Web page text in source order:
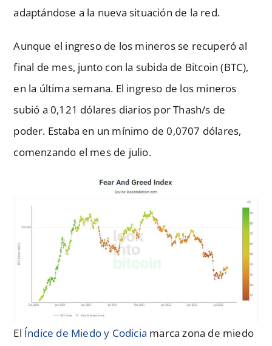
adaptándose a la nueva situación de la red.
Aunque el ingreso de los mineros se recuperó al
final de mes, junto con la subida de Bitcoin (BTC),
en la última semana. El ingreso de los mineros
subió a 0,121 dólares diarios por Thash/s de
poder. Estaba en un mínimo de 0,0707 dólares,
comenzando el mes de julio.
El Índice de Miedo y Codicia marca zona de miedo